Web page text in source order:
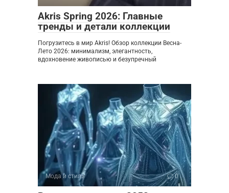
Akris Spring 2026: Главные
тренды и детали коллекции
Погрузитесь в мир Akris! Обзор коллекции Весна-
Лето 2026: минимализм, элегантность,
вдохновение живописью и безупречный
Мода и стиль 0